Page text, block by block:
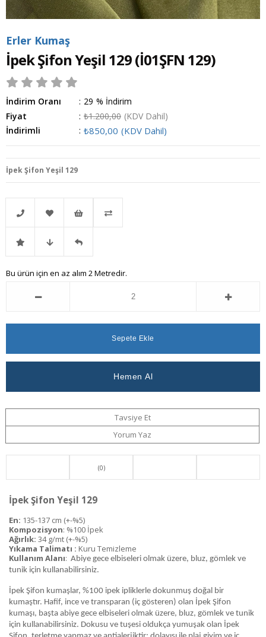
Erler Kumaş
İpek Şifon Yeşil 129(İ01ŞFN 129)
İndirim Oranı : %
29
İndirim
Fiyat
: ₺1.200,00 (KDV Dahil)
İndirimli
: ₺850,00 (KDV Dahil)
İpek Şifon Yeşil 129
Telefonla
Sipariş
Favorilere
Ekle
İstek
Listeme
İndirimli Fiyat
Ver
Gelince
Bu ürün için en az alım 2 Metredir.
Tavsiye Et
Yorum Yaz
(0)
İpek Şifon Yeşil 129
En: 135-137 cm (+-%5)
Kompozisyon: %100 İpek
Ağırlık: 34 g/mt (+-%5)
Yıkama Talimatı : Kuru Temizleme
Kullanım Alanı: Abiye gece elbiseleri olmak üzere, bluz, gömlek ve
tunik için kullanabilirsiniz.
İpek Şifon kumaşlar, %100 ipek ipliklerle dokunmuş doğal bir
kumaştır. Hafif, ince ve transparan (iç gösteren) olan İpek Şifon
kumaşı, başta abiye gece elbiseleri olmak üzere, bluz, gömlek ve tunik
için kullanabilirsiniz. Dokusu ve tuşesi oldukça yumuşak olan İpek